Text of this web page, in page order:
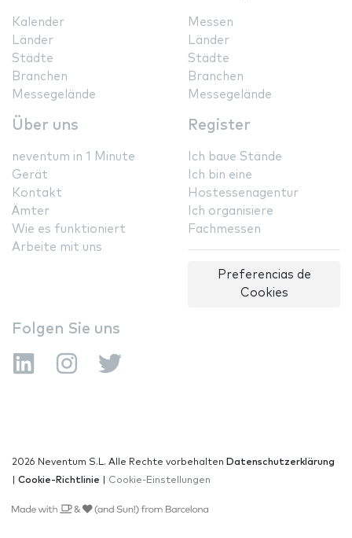
Kalender
Länder
Städte
Branchen
Messegelände
Messen
Länder
Städte
Branchen
Messegelände
Über uns
neventum in 1 Minute
Gerät
Kontakt
Ämter
Wie es funktioniert
Arbeite mit uns
Register
Ich baue Stände
Ich bin eine
Hostessenagentur
Ich organisiere
Fachmessen
Preferencias de
Cookies
Folgen Sie uns
2026 Neventum S.L. Alle Rechte vorbehalten Datenschutzerklärung
Cookie-Richtlinie Cookie-Einstellungen